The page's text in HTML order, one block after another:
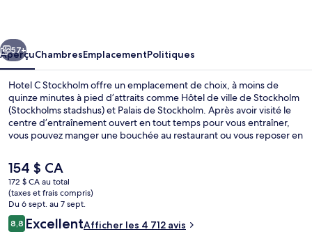
Suivant
57+
AperçuChambresEmplacementPolitiques
Hotel C Stockholm offre un emplacement de choix, à moins de
quinze minutes à pied d’attraits comme Hôtel de ville de Stockholm
(Stockholms stadshus) et Palais de Stockholm. Après avoir visité le
centre d’entraînement ouvert en tout temps pour vous entraîner,
vous pouvez manger une bouchée au restaurant ou vous reposer en
royal de Suède et Cathédrale de Stockholm (Storkyrkan) se trouvent
à moins de 15 minutes de marche. Les autres voyageurs apprécient
l’emplacement central pour les sites touristiques, mais aussi pour la
proximité au transport en commun : Station T-Bana T-Centralen est
très près et Station T-Bana Hötorget n’est qu’à 8 minutes à pied.
Le
prix
actuel
est
de 154 $ CA
154 $ CA
172 $ CA au total
(taxes et frais compris)
Du 6 sept. au 7 sept.
Avis
8,88,8 sur 10 –
ExcellentAfficher les 4 712 avis